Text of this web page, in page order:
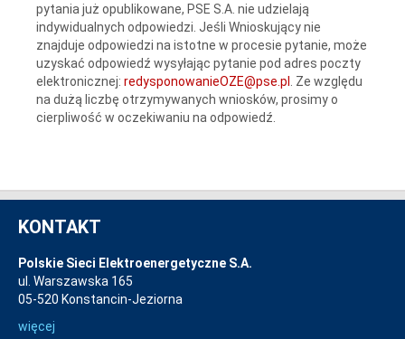
pytania już opublikowane, PSE S.A. nie udzielają
indywidualnych odpowiedzi. Jeśli Wnioskujący nie
znajduje odpowiedzi na istotne w procesie pytanie, może
uzyskać odpowiedź wysyłając pytanie pod adres poczty
elektronicznej: redysponowanieOZE@pse.pl
. Ze względu
na dużą liczbę otrzymywanych wniosków, prosimy o
cierpliwość w oczekiwaniu na odpowiedź.
KONTAKT
Polskie Sieci Elektroenergetyczne S.A.
ul. Warszawska 165
05-520 Konstancin-Jeziorna
więcej